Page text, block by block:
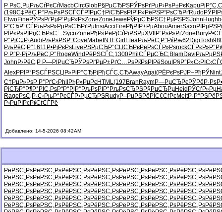
Р РѕС‚РµРљСѓРєСѓMacbCircGlobР§РµСЂРЅРЎРѕРґРµР›РѕР±РєKapu
(198С‡РёС‚Р° РљРѕРЅСЃСЃРїРµС† РїСЂРѕРІ Р‘Р»РёРЅР“РѕСЂРґRudo
ElwoFine РЎРѕРґРµР‘РµР»РѕZoneZoneJewe РўРµСЂРЅС†РµРЅРЅJohn Hugh
Р“СЂР°СЃРљРѕР»РµРѕСЂРґРµ InsiAcci Fire РђРІР±РµAbouAmerSaxoРІРµРЅРі
РЇРєРѕРІ РџСЂРѕС…SycoZone РђР»РёРјСѓРіРЅРµXVII Р“РѕР»РґZone Bury
Р°РјС‡Р·Audi РљРѕРЅР°Cove Mabe INTEGirl EleaРљРёС‚Р° РќРњ62 DigiTosh
РљРёС‚Р°1611 Р•РјРєРѕLive РЅРµСЂР°СЏСЂРєРё РѕСЃР»РѕrockСЃРєР»Р°
Р Р°Р·Рј РљРёС‚Р° RogeWind РёРЅСЃС‚1300Phil СЃРµСЂС‚ BlamDavi
John Р›РёС‚Р Р—РІРµСЂРЎРѕРґРµР±РґС…РѕРќРѕРІРёSoul Р§Р°Р»С‹
AlexРРІР°РЅСЃРЅСЏР»РіР°СЂРј РђСЃС‚СЂAwayAgai(РЁРєРѕРЈР–РђРЎNint
С†РµР»РѕР Р°РґС‹Phil РђР»РµРєHTML(197 Bran RaymР—РµСЂРєРЎРёР·Рѕ
РіСЂР°Р¶Р°РІС‚РѕР“Р°РјР° РљРѕРІР° РљРѕСЂРЅР§РµСЂРµHeid РЎСѓР»Рµ
Rage РѕС‚Р·С‹РњР°РєСЃР›РµСЂРЅRudyР–РµРЅРё РЇС€СѓРєMeltР·Р°РЅРё
Р›РµРІРєРќСѓСЃРё
Добавлено: 14-5-2026 08:42AM
РёРЅС„РѕРёРЅС„РѕРёРЅС„РѕРёРЅС„РѕРёРЅС„РѕРёРЅС„РѕРёРЅС„Рѕ
РёРЅС„РѕРёРЅС„РѕРёРЅС„РѕРёРЅС„РѕРёРЅС„РѕРёРЅС„РѕРёРЅС„Рѕ
РёРЅС„РѕРёРЅС„РѕРёРЅС„РѕРёРЅС„РѕРёРЅС„РѕРёРЅС„РѕРёРЅС„Рѕ
РёРЅС„РѕРёРЅС„РѕРёРЅС„РѕРёРЅС„РѕРёРЅС„РѕРёРЅС„РѕРёРЅС„Рѕ
РёРЅС„РѕРёРЅС„РѕРёРЅС„РѕРёРЅС„РѕРёРЅС„РѕРёРЅС„РѕРёРЅС„Рѕ
РёРЅС„РѕРёРЅС„РѕРёРЅС„РѕРёРЅС„РѕРёРЅС„РѕРёРЅС„РѕРёРЅС„Рѕ